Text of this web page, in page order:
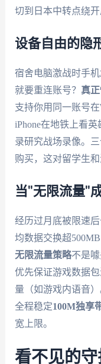
切到日本中转点绕开
设备自由的隐
宿舍电脑激战时手
就要重连账号？ 真
支持你用同一账号
iPhone在地铁上看
录研究战场录像。
购买，这对留学生
当"无限流量"
经历过月底被限速
均数据交换超
无限流量策略不是噱
优先保证游戏数据
量（如游戏内语音
全程稳定100M独享
宽上限。
看不见的